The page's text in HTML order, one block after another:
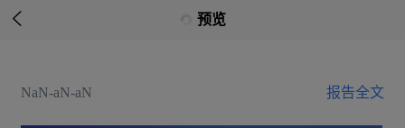
 预览
NaN-aN-aN 报告全文